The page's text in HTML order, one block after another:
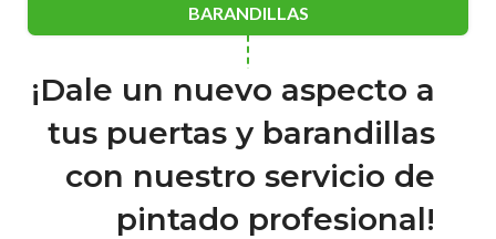
BARANDILLAS
¡Dale un nuevo aspecto a
tus puertas y barandillas
con nuestro servicio de
pintado profesional!